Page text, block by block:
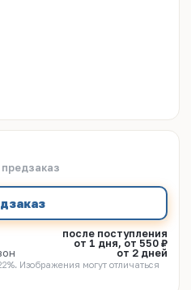
после поступления
от 1 дня, от 550 ₽
от 2 дней
Изображения могут отличаться